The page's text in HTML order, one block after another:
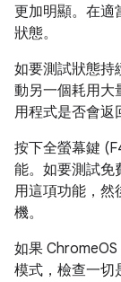
更加明顯。在適
狀態。
如要測試狀態持
動另一個耗用大
用程式是否會返
按下全螢幕鍵
能。如要測試免
用這項功能，然
機。
如果
模式，檢查一切